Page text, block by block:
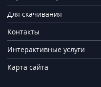
Для скачивания
Контакты
Интерактивные услуги
Карта сайта